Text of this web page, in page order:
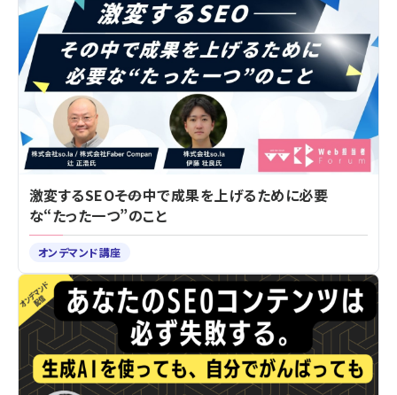
激変するSEO――その中で成果を上げるために必要
な“たった一つ”のこと
オンデマンド講座